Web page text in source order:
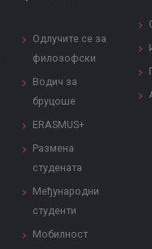
Одлучите се за
филозофски
Водич за
бруцоше
ERASMUS+
Размена
студената
Међународни
студенти
Мобилност